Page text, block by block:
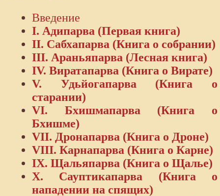
Введение
I. Адипарва (Первая книга)
II. Сабхапарва (Книга о собрании)
III. Араньяпарва (Лесная книга)
IV. Виратапарва (Книга о Вирате)
V. Удьйогапарва (Книга о
старании)
VI. Бхишмапарва (Книга о
Бхишме)
VII. Дронапарва (Книга о Дроне)
VIII. Карнапарва (Книга о Карне)
IX. Щальяпарва (Книга о Щалье)
X. Сауптикапарва (Книга о
нападении на спящих)